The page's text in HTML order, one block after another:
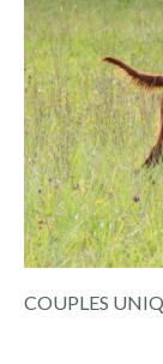
COUPLES